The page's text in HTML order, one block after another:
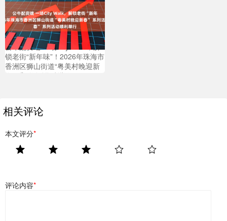
公牛配资端 一场City Walk，解
锁老街“新年味”！2026年珠海市
香洲区狮山街道“粤美村晚迎新
春” 系列活动顺利举行
相关评论
本文评分*
评论内容*